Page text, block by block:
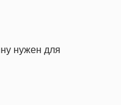
нужен для